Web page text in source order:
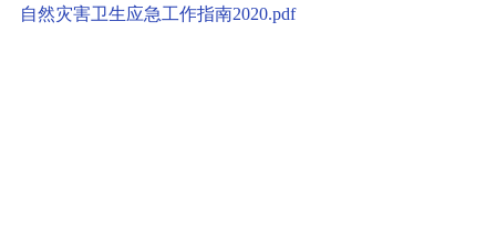
自然灾害卫生应急工作指南2020.pdf